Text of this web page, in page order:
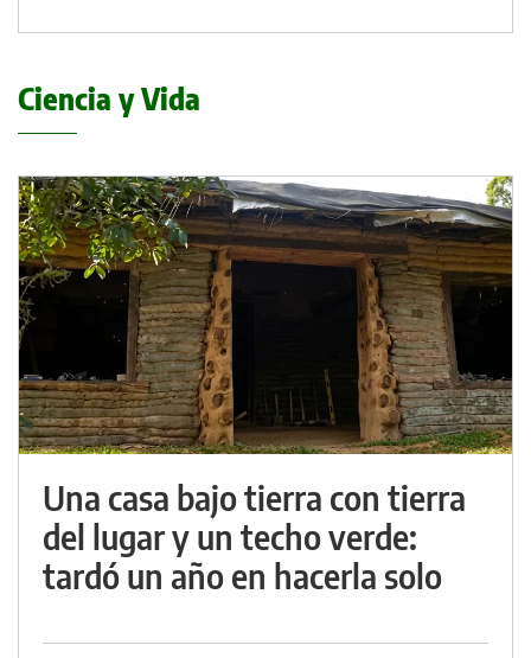
Ciencia y Vida
Una casa bajo tierra con tierra
del lugar y un techo verde:
tardó un año en hacerla solo